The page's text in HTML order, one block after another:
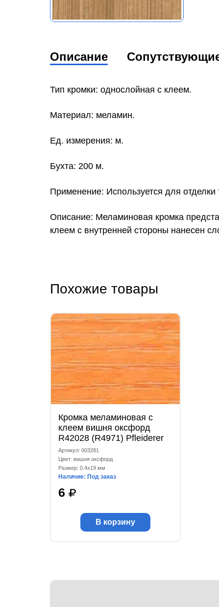
Описание
Тип кромки: однослойная с клеем.
Материал: меламин.
Ед. измерения: м.
Бухта: 200 м.
Применение: Используется для
Описание: Меламиновая кромка
клеем с внутренней стороны нанесен
Похожие товары
Кромка меламиновая с
клеем вишня оксфорд
R42028 (R4971) Pfleiderer
0.4x19 мм
Артикул: 003281
Цвет: вишня оксфорд
Размер: 0.4x19 мм
Наличие: Под заказ
6
В корзину